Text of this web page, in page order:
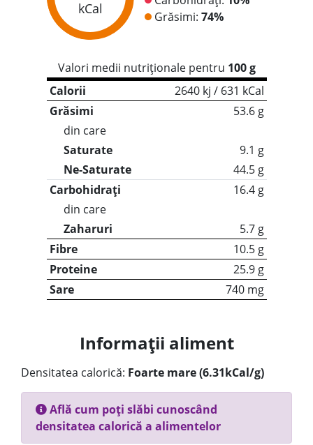
kCal
Grăsimi: 74%
Valori medii nutriționale pentru 100 g
Calorii
2640 kj / 631 kCal
Grăsimi
53.6 g
din care
Saturate
9.1 g
Ne-Saturate
44.5 g
Carbohidrați
16.4 g
din care
Zaharuri
5.7 g
Fibre
10.5 g
Proteine
25.9 g
Sare
740 mg
Informații aliment
Densitatea calorică: Foarte mare (6.31kCal/g)
Află cum poți slăbi cunoscând
densitatea calorică a alimentelor